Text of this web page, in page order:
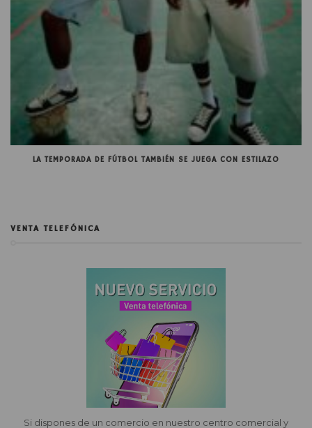
LA TEMPORADA DE FÚTBOL TAMBIÉN SE JUEGA CON ESTILAZO
VENTA TELEFÓNICA
Si dispones de un comercio en nuestro centro comercial y